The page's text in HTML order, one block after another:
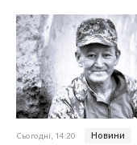
Сьогодні, 14:20 Новини